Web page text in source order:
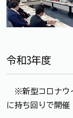
令和3年度
※新型コロナウ
に持ち回りで開催